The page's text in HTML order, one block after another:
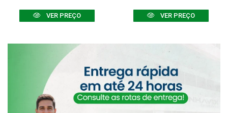
VER PREÇO VER PREÇO